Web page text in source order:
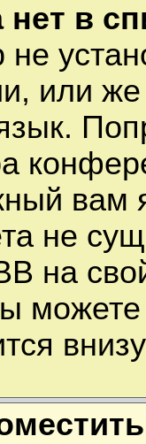
в
не
или же
вам
не
на
можете